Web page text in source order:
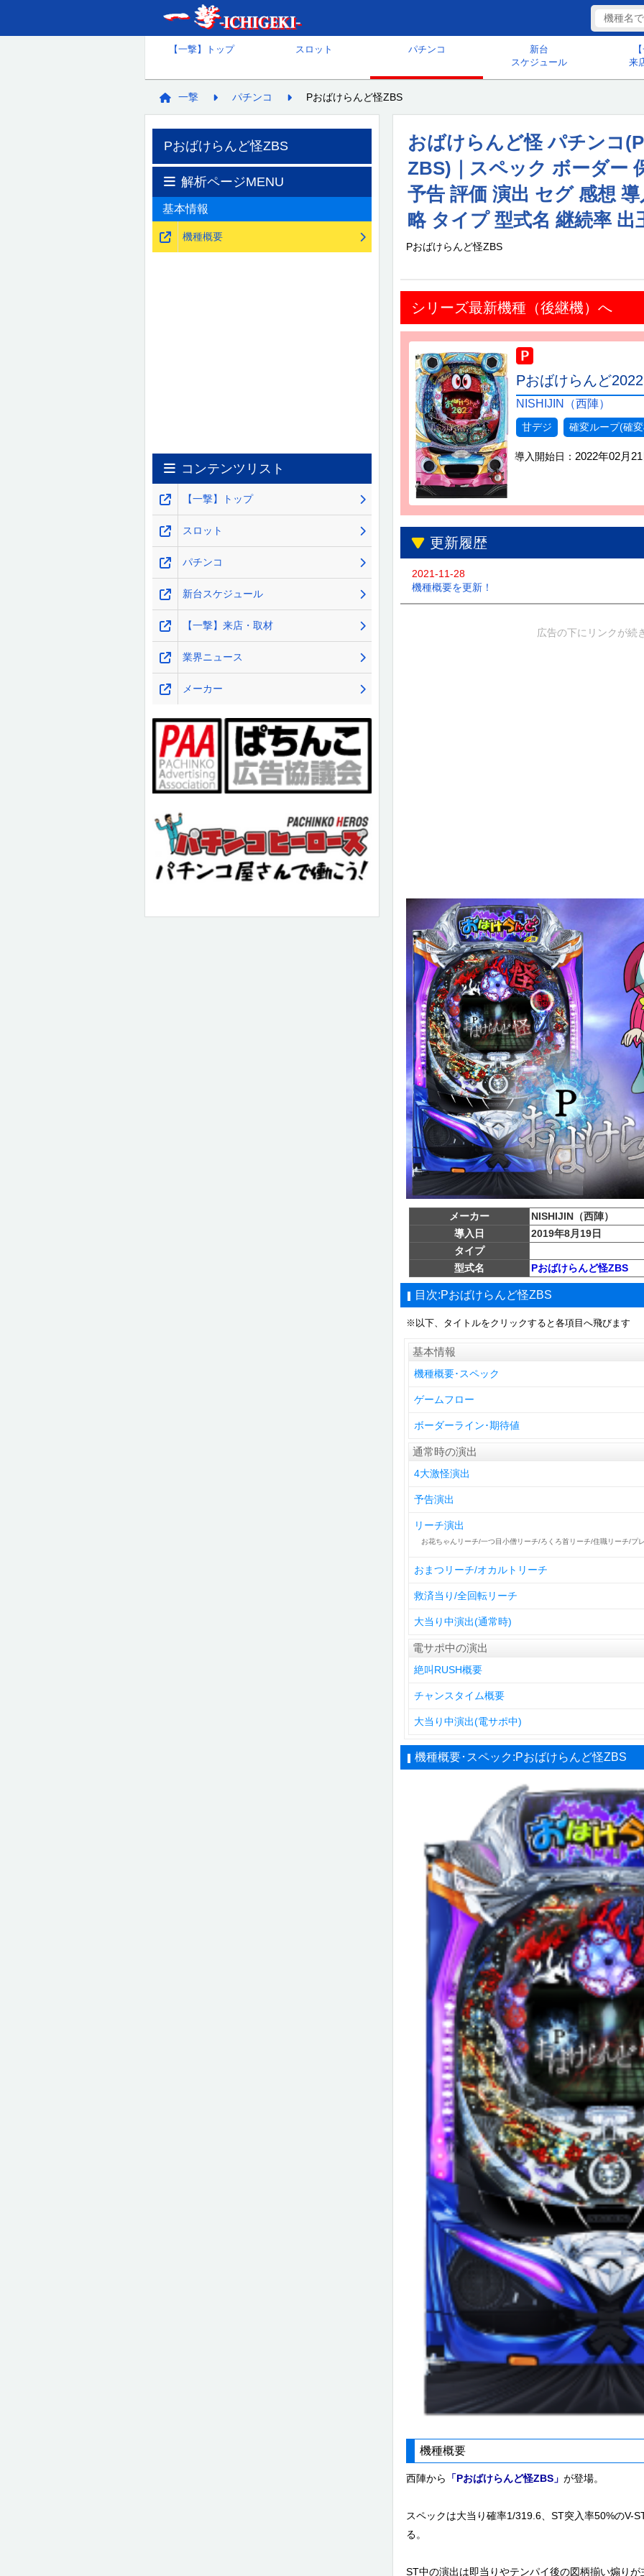
【一撃】トップ スロット パチンコ
新台
スケジュール
来
一撃 パチンコ Pおばけらんど怪ZBS
おばけらんど怪 パチンコ
ZBS)｜スペック ボーダー
予告 評価 演出 セグ 感想
略 タイプ 型式名 継続率 出
Pおばけらんど怪ZBS
シリーズ最新機種（後継機）へ
Pおばけらんど2022
NISHIJIN（西陣）
甘デジ 確変ループ(確
導入開始日： 2022年02月21
更新履歴
2021-11-28
機種概要を更新！
広告の下にリンクが続
メーカー
NISHIJIN（西陣）
導入日
2019年8月19日
タイプ
型式名
Pおばけらんど怪ZBS
目次:Pおばけらんど怪ZBS
※以下、タイトルをクリックすると各項目へ飛びます
基本情報
機種概要･スペック
ゲームフロー
ボーダーライン･期待値
通常時の演出
4大激怪演出
予告演出
リーチ演出
お花ちゃんリーチ/一つ目小僧リーチ/ろくろ首リーチ/住職リーチ/プ
おまつリーチ/オカルトリーチ
救済当り/全回転リーチ
大当り中演出(通常時)
電サポ中の演出
絶叫RUSH概要
チャンスタイム概要
大当り中演出(電サポ中)
機種概要･スペック:Pおばけらんど怪ZBS
機種概要
西陣から 「Pおばけらんど怪ZBS」 が登場。
スペックは大当り確率1/319.6、ST突入率50%のV-
る。
ST中の演出は即当りやテンパイ後の図柄揃い煽り
Pおばけらんど怪ZBS
解析ページMENU
基本情報
機種概要
コンテンツリスト
【一撃】トップ
スロット
パチンコ
新台スケジュール
【一撃】来店・取材
業界ニュース
メーカー